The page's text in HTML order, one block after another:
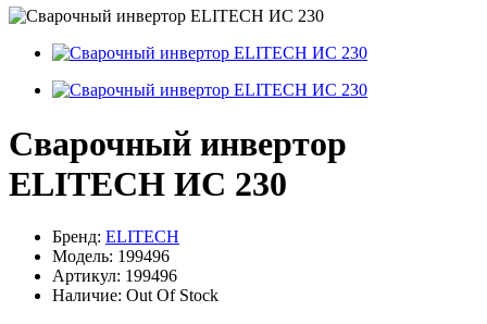
Сварочный инвертор
ELITECH ИС 230
Бренд: ELITECH
Модель: 199496
Артикул: 199496
Наличие: Out Of Stock